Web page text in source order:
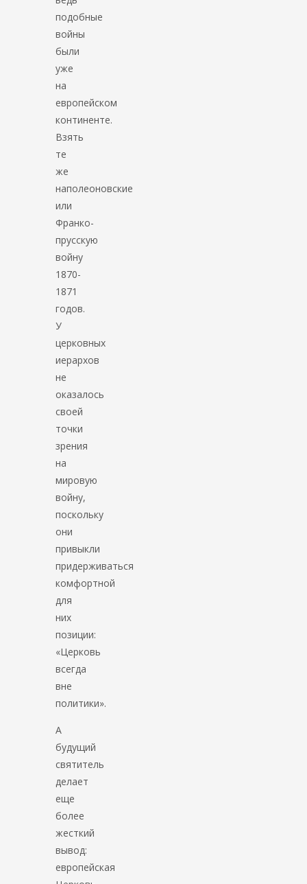
подобные
войны
были
уже
на
европейском
континенте.
Взять
те
же
наполеоновские
или
Франко-
прусскую
войну
1870-
1871
годов.
У
церковных
иерархов
не
оказалось
своей
точки
зрения
на
мировую
войну,
поскольку
они
привыкли
придерживаться
комфортной
для
них
позиции:
«Церковь
всегда
вне
политики».
А
будущий
святитель
делает
еще
более
жесткий
вывод:
европейская